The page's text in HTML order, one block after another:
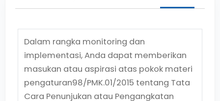
Dalam rangka monitoring dan
implementasi, Anda dapat memberikan
masukan atau aspirasi atas pokok materi
pengaturan98/PMK.01/2015 tentang Tata
Cara Penunjukan atau Pengangkatan